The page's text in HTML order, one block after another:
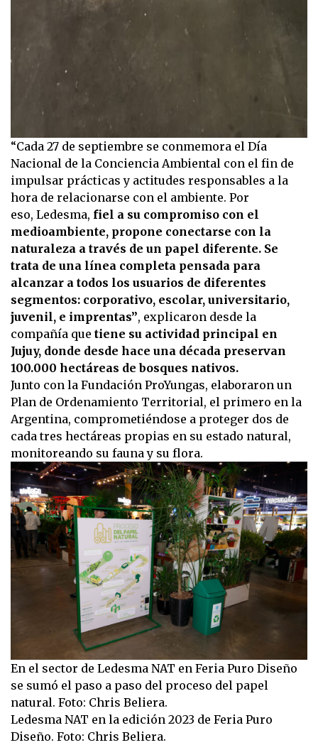
“Cada 27 de septiembre se conmemora el Día
Nacional de la Conciencia Ambiental con el fin de
impulsar prácticas y actitudes responsables a la
hora de relacionarse con el ambiente. Por
eso, Ledesma, fiel a su compromiso con el
medioambiente, propone conectarse con la
naturaleza a través de un papel diferente. Se
trata de una línea completa pensada para
alcanzar a todos los usuarios de diferentes
segmentos: corporativo, escolar, universitario,
juvenil, e imprentas”, explicaron desde la
compañía que tiene su actividad principal en
Jujuy, donde desde hace una década preservan
100.000 hectáreas de bosques nativos.
Junto con la Fundación ProYungas, elaboraron un
Plan de Ordenamiento Territorial, el primero en la
Argentina, comprometiéndose a proteger dos de
cada tres hectáreas propias en su estado natural,
monitoreando su fauna y su flora.
En el sector de Ledesma NAT en Feria Puro Diseño
se sumó el paso a paso del proceso del papel
natural. Foto: Chris Beliera.
Ledesma NAT en la edición 2023 de Feria Puro
Diseño. Foto: Chris Beliera.